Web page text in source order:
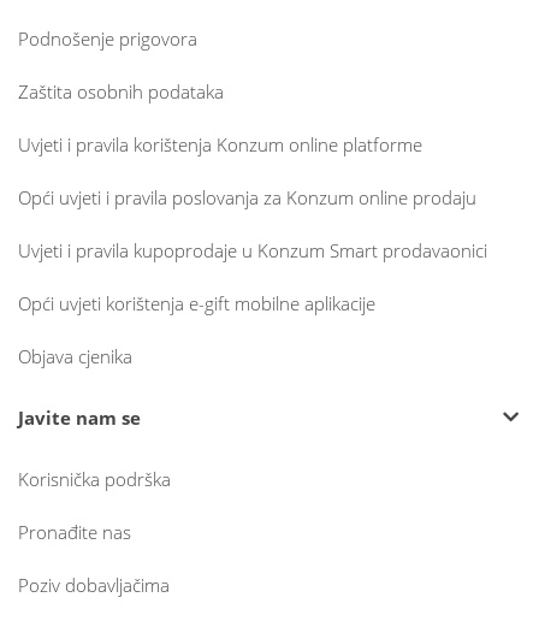
Podnošenje prigovora
Zaštita osobnih podataka
Uvjeti i pravila korištenja Konzum online platforme
Opći uvjeti i pravila poslovanja za Konzum online prodaju
Uvjeti i pravila kupoprodaje u Konzum Smart prodavaonici
Opći uvjeti korištenja e-gift mobilne aplikacije
Objava cjenika
Javite nam se
Korisnička podrška
Pronađite nas
Poziv dobavljačima